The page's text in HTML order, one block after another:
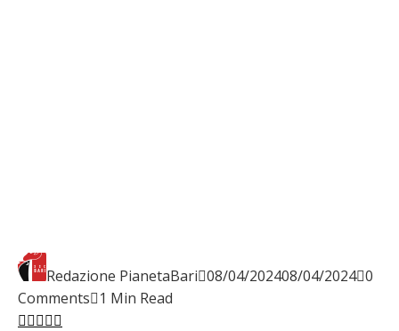
Redazione PianetaBari 08/04/202408/04/2024 0
Comments 1 Min Read
Facebook
Twitter
LinkedIn
Pinterest
Stumbleupon